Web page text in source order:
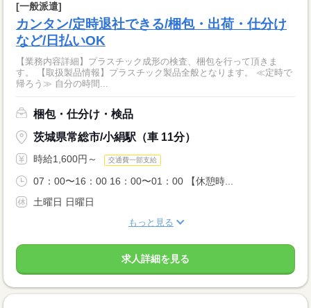
[一般派遣]
カンタン/定時退社できる/梱包・出荷・仕分け
など/日払いOK
【業務内容詳細】プラスチック成形の検査、梱包を行って頂きま
す。 【取扱製品情報】プラスチック製品全般となります。 ≪定時で
帰ろう≫ 自分の時間...
梱包・仕分け・検品
茨城県常総市/小絹駅（車 11分）
時給1,600円～ 交通費一部支給
07：00〜16：00 16：00〜01：00 【休憩時...
土曜日 日曜日
もっと見る
求人詳細を見る